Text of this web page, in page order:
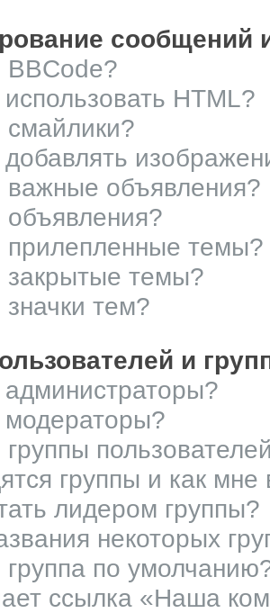
сообщений
BBCode?
HTML?
смайлики?
важные объявления?
объявления?
прилепленные темы?
закрытые темы?
значки тем?
и
администраторы?
модераторы?
группы
группы и как мне
лидером группы?
некоторых
группа по
ссылка «Наша